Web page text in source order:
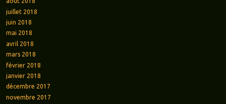
juillet 2018
juin 2018
mai 2018
avril 2018
mars 2018
février 2018
janvier 2018
décembre 2017
novembre 2017